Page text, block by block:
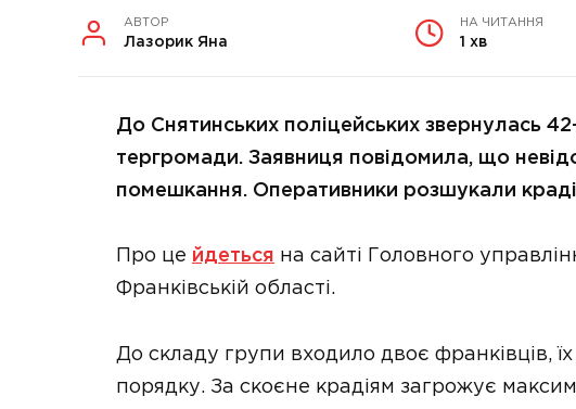
АВТОР
Лазорик Яна
НА ЧИТАННЯ
1 хв
До Снятинських поліцейських звернулась
тергромади. Заявниця повідомила, що
помешкання. Оперативники розшукали
Про це йдеться на сайті Головного
Франківській області.
До складу групи входило двоє франківців,
порядку. За скоєне крадіям загрожує